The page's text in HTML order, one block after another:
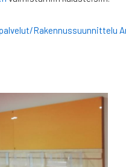
Rakennussuunnittelu